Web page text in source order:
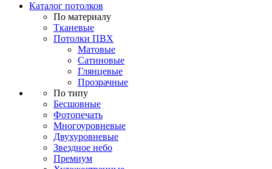
Каталог потолков
По материалу
Тканевые
Потолки ПВХ
Матовые
Сатиновые
Глянцевые
Прозрачные
По типу
Бесшовные
Фотопечать
Многоуровневые
Двухуровневые
Звездное небо
Премиум